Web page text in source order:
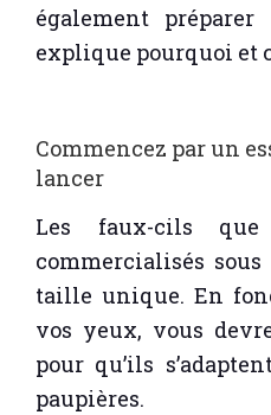
également
explique pourquoi et
Commencez par un
lancer
Les faux-cils
commercialisés
taille unique. En
vos yeux, vous
pour qu’ils
paupières.